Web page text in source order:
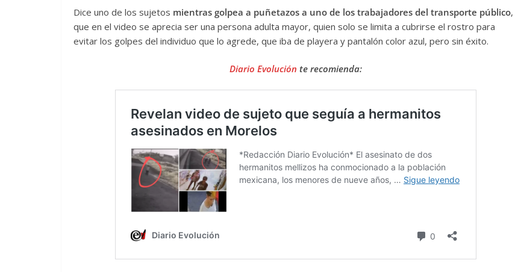
Dice uno de los sujetos mientras golpea a puñetazos a uno de los trabajadores del transporte público,
que en el video se aprecia ser una persona adulta mayor, quien solo se limita a cubrirse el rostro para
evitar los golpes del individuo que lo agrede, que iba de playera y pantalón color azul, pero sin éxito.
Diario Evolución te recomienda: